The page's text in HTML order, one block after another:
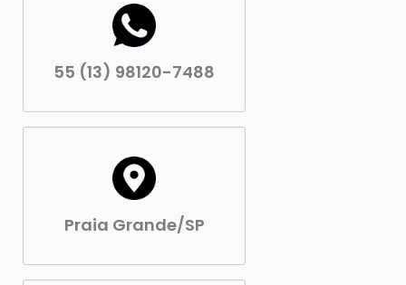
55 (13) 98120-7488
Praia Grande/SP